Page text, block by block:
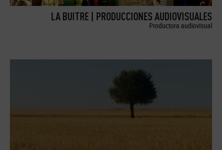
LA BUITRE | PRODUCCIONES AUDIOVISUALES
Productora audiovisual